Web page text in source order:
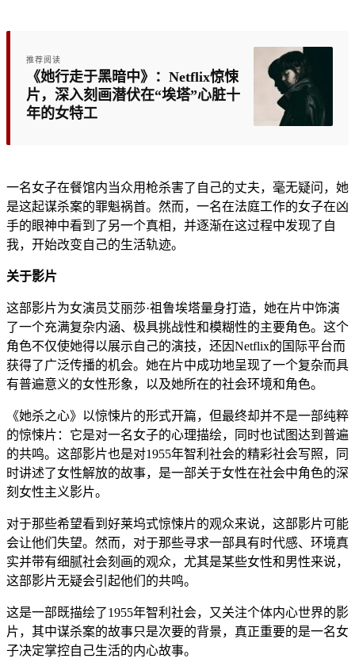
推荐阅读
《她行走于黑暗中》：Netflix惊悚
片，深入刻画潜伏在“埃塔”心脏十
年的女特工
一名女子在餐馆内当众用枪杀害了自己的丈夫，毫无疑问，她
是这起谋杀案的罪魁祸首。然而，一名在法庭工作的女子在凶
手的眼神中看到了另一个真相，并逐渐在这过程中发现了自
我，开始改变自己的生活轨迹。
关于影片
这部影片为女演员艾丽莎·祖鲁埃塔量身打造，她在片中饰演
了一个充满复杂内涵、极具挑战性和模糊性的主要角色。这个
角色不仅使她得以展示自己的演技，还因Netflix的国际平台而
获得了广泛传播的机会。她在片中成功地呈现了一个复杂而具
有普遍意义的女性形象，以及她所在的社会环境和角色。
《她杀之心》以惊悚片的形式开篇，但最终却并不是一部纯粹
的惊悚片：它是对一名女子的心理描绘，同时也试图达到普遍
的共鸣。这部影片也是对1955年智利社会的精彩社会写照，同
时讲述了女性解放的故事，是一部关于女性在社会中角色的深
刻女性主义影片。
对于那些希望看到好莱坞式惊悚片的观众来说，这部影片可能
会让他们失望。然而，对于那些寻求一部具有时代感、环境真
实并带有细腻社会刻画的观众，尤其是某些女性和男性来说，
这部影片无疑会引起他们的共鸣。
这是一部既描绘了1955年智利社会，又关注个体内心世界的影
片，其中谋杀案的故事只是次要的背景，真正重要的是一名女
子决定掌控自己生活的内心故事。